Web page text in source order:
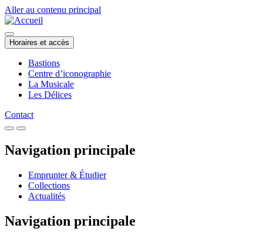
Aller au contenu principal
Horaires et accès
Bastions
Centre d’iconographie
La Musicale
Les Délices
Contact
Navigation principale
Emprunter & Étudier
Collections
Actualités
Navigation principale